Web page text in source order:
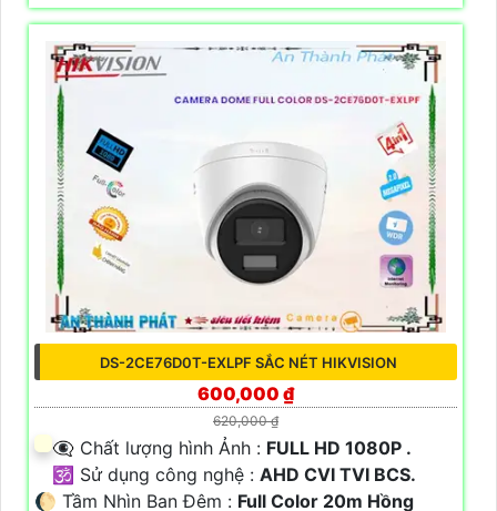
DS-2CE76D0T-EXLPF SẮC NÉT HIKVISION
600,000 ₫
620,000 ₫
👁️‍🗨 Chất lượng hình Ảnh : FULL HD 1080P .
🕉️ Sử dụng công nghệ : AHD CVI TVI BCS.
🌔 Tầm Nhìn Ban Đêm : Full Color 20m Hồng